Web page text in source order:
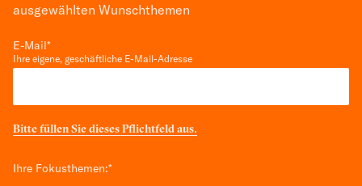
ausgewählten Wunschthemen
E-Mail*
Ihre eigene, geschäftliche E-Mail-Adresse
Bitte füllen Sie dieses Pflichtfeld aus.
Ihre Fokusthemen:*